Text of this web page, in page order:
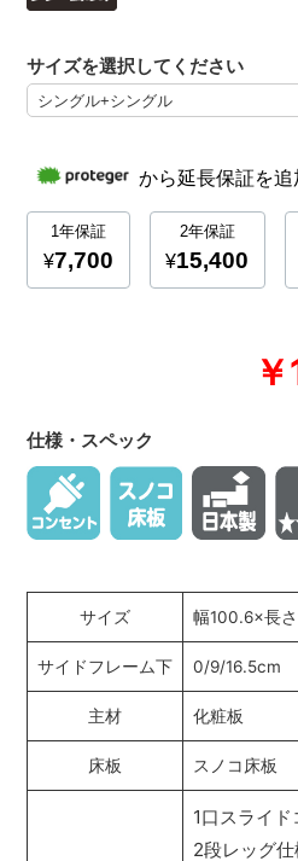
サイズを選択してください
仕様・スペック
サイズ 幅100.6×長
サイドフレーム下 0/9/16.5cm
主材 化粧板
床板 スノコ床板
1口スライド
2段レッグ